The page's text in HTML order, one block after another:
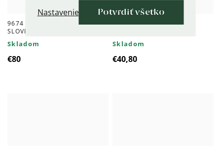
Nastavenie Potvrdiť všetko
9674 Strieborný prívesok
SLOVENSKÝ KRÍŽ
Skladom
€80
9671 Šnúrkový hnedý
Skladom
€40,80